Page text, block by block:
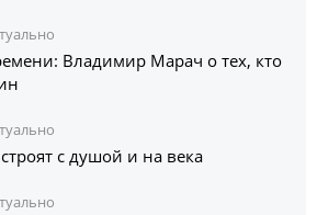
Владимир Марач о тех, кто
с душой и на века